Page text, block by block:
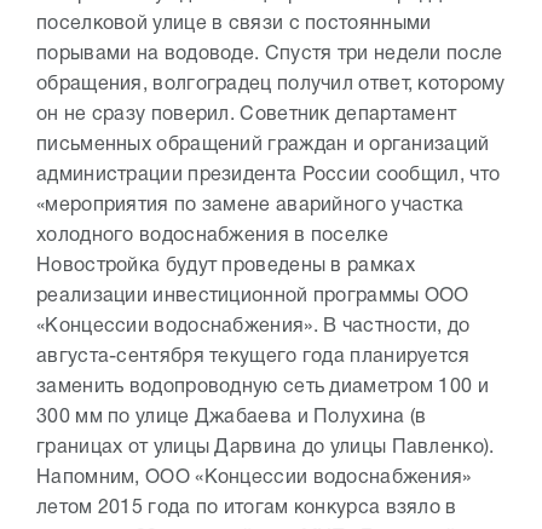
поселковой улице в связи с постоянными
порывами на водоводе. Спустя три недели после
обращения, волгоградец получил ответ, которому
он не сразу поверил. Советник департамент
письменных обращений граждан и организаций
администрации президента России сообщил, что
«мероприятия по замене аварийного участка
холодного водоснабжения в поселке
Новостройка будут проведены в рамках
реализации инвестиционной программы ООО
«Концессии водоснабжения». В частности, до
августа-сентября текущего года планируется
заменить водопроводную сеть диаметром 100 и
300 мм по улице Джабаева и Полухина (в
границах от улицы Дарвина до улицы Павленко).
Напомним, ООО «Концессии водоснабжения»
летом 2015 года по итогам конкурса взяло в